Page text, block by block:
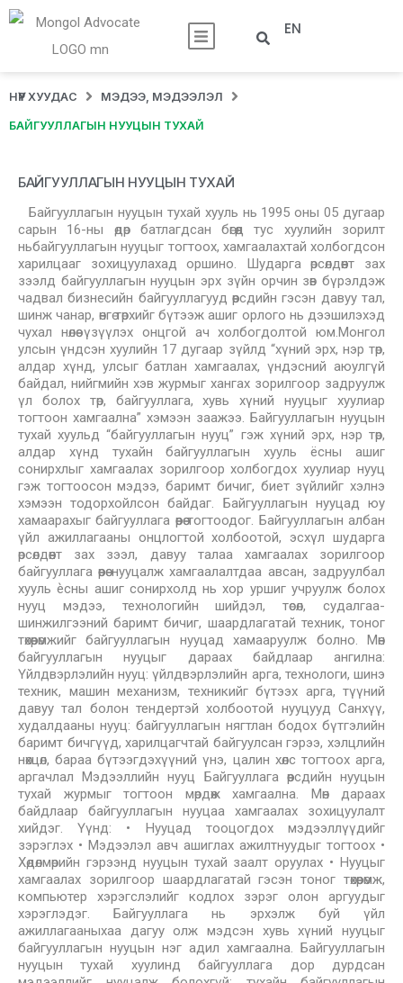
EN
НҮҮР ХУУДАС МЭДЭЭ, МЭДЭЭЛЭЛ
БАЙГУУЛЛАГЫН НУУЦЫН ТУХАЙ
БАЙГУУЛЛАГЫН НУУЦЫН ТУХАЙ
Байгууллагын нууцын тухай хууль нь 1995 оны 05 дугаар
сарын 16-ны өдөр батлагдсан бөгөөд тус хуулийн зорилт
ньбайгууллагын нууцыг тогтоох, хамгаалахтай холбогдсон
харилцааг зохицуулахад оршино. Шударга өрсөлдөөнт зах
зээлд байгууллагын нууцын эрх зүйн орчин зөв бүрэлдэж
чадвал бизнесийн байгууллагууд өөрсдийн гэсэн давуу тал,
шинж чанар, өнгө төрхийг бүтээж ашиг орлого нь дээшилэхэд
чухал нөлөө үзүүлэх онцгой ач холбогдолтой юм.Монгол
улсын үндсэн хуулийн 17 дугаар зүйлд “хүний эрх, нэр төр,
алдар хүнд, улсыг батлан хамгаалах, үндэсний аюулгүй
байдал, нийгмийн хэв журмыг хангах зорилгоор задруулж
үл болох төр, байгууллага, хувь хүний нууцыг хуулиар
тогтоон хамгаална” хэмээн заажээ. Байгууллагын нууцын
тухай хуульд “байгууллагын нууц” гэж хүний эрх, нэр төр,
алдар хүнд тухайн байгууллагын хууль ёсны ашиг
сонирхлыг хамгаалах зорилгоор холбогдох хуулиар нууц
гэж тогтоосон мэдээ, баримт бичиг, биет зүйлийг хэлнэ
хэмээн тодорхойлсон байдаг. Байгууллагын нууцад юу
хамаарахыг байгууллага өөрөө тогтоодог. Байгууллагын албан
үйл ажиллагааны онцлогтой холбоотой, эсхүл шударга
өрсөлдөөнт зах зээл, давуу талаа хамгаалах зорилгоор
байгууллага өөрөө нууцалж хамгаалалтдаа авсан, задруулбал
хууль ѐсны ашиг сонирхолд нь хор уршиг учруулж болох
нууц мэдээ, технологийн шийдэл, төсөл, судалгаа-
шинжилгээний баримт бичиг, шаардлагатай техник, тоног
төхөөрөмжийг байгууллагын нууцад хамааруулж болно. Мөн
байгууллагын нууцыг дараах байдлаар ангилна:
Үйлдвэрлэлийн нууц: үйлдвэрлэлийн арга, технологи, шинэ
техник, машин механизм, техникийг бүтээх арга, түүний
давуу тал болон тендертэй холбоотой нууцууд Санхүү,
худалдааны нууц: байгууллагын нягтлан бодох бүтгэлийн
баримт бичгүүд, харилцагчтай байгуулсан гэрээ, хэлцлийн
нөхцөл, бараа бүтээгдэхүүний үнэ, цалин хөлс тогтоох арга,
аргачлал Мэдээллийн нууц Байгууллага өөрсдийн нууцын
тухай журмыг тогтоон мөрдөж хамгаална. Мөн дараах
байдлаар байгууллагын нууцаа хамгаалах зохицуулалт
хийдэг. Үүнд: • Нууцад тооцогдох мэдээллүүдийг
зэрэглэх • Мэдээлэл авч ашиглах ажилтнуудыг тогтоох •
Хөдөлмөрийн гэрээнд нууцын тухай заалт оруулах • Нууцыг
хамгаалах зорилгоор шаардлагатай гэсэн тоног төхөөрөмж,
компьютер хэрэгслэлийг кодлох зэрэг олон аргуудыг
хэрэглэдэг. Байгууллага нь эрхэлж буй үйл
ажиллагааныхаа дагуу олж мэдсэн хувь хүний нууцыг
байгууллагын нууцын нэг адил хамгаална. Байгууллагын
нууцын тухай хуулинд байгууллага дор дурдсан